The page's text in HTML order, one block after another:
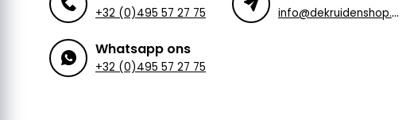
+32 (0)495 57 27 75
i
nfo@dekruidenshop.be
Whatsapp ons
+32 (0)495 57 27 75